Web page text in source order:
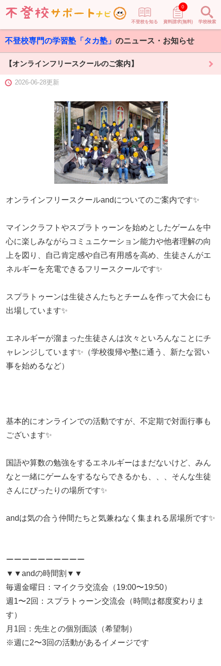
不登校を知る 資料請求(無料)
0
学校検索
不登校専門の学習塾「タカ塾」 のニュース・お知らせ
【オンラインフリースクールのご案内】
2026-06-28更新
オンラインフリースクールandについてのご案内です✨
マインクラフトやスプラトゥーンを始めとしたゲームを中
心に楽しみながらコミュニケーション能力や他者理解の向
上を図り、自己肯定感や自己有用感を高め、生徒さんがエ
ネルギーを充電できるフリースクールです✨
スプラトゥーンは生徒さんたちとチームを作って大会にも
出場しています✨
エネルギーが溜まった生徒さんは次々といろんなことにチ
ャレンジしています✨（学校復帰や塾に通う、新たな習い
事を始めるなど）
基本的にオンラインでの活動ですが、不定期で対面行事も
ございます✨
国語や算数の勉強をするエネルギーはまだないけど、みん
なと一緒にゲームをするならできるかも、、、そんな生徒
さんにぴったりの場所です✨
andは気の合う仲間たちと気兼ねなく集まれる居場所です✨
ーーーーーーーーーー
▼▼andの時間割▼▼
毎週金曜日：マイクラ交流会（19:00〜19:50）
週1〜2回：スプラトゥーン交流会（時間は都度変わりま
す）
月1回：先生との個別面談（希望制）
※週に2〜3回の活動があるイメージです